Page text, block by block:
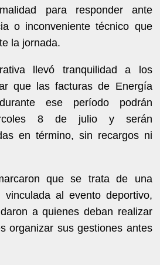
para responder ante
o inconveniente técnico que
la jornada.
llevó tranquilidad a los
que las facturas de Energía
ese período podrán
8 de julio y serán
en término, sin recargos ni
que se trata de una
vinculada al evento deportivo,
a quienes deban realizar
organizar sus gestiones antes